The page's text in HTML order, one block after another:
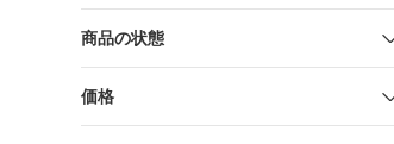
商品の状態
価格